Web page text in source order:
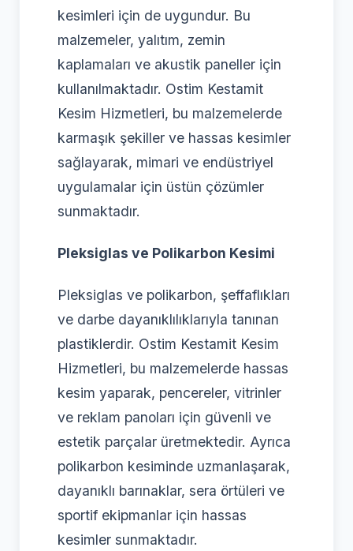
kesimleri için de uygundur. Bu
malzemeler, yalıtım, zemin
kaplamaları ve akustik paneller için
kullanılmaktadır. Ostim Kestamit
Kesim Hizmetleri, bu malzemelerde
karmaşık şekiller ve hassas kesimler
sağlayarak, mimari ve endüstriyel
uygulamalar için üstün çözümler
sunmaktadır.
Pleksiglas ve Polikarbon Kesimi
Pleksiglas ve polikarbon, şeffaflıkları
ve darbe dayanıklılıklarıyla tanınan
plastiklerdir. Ostim Kestamit Kesim
Hizmetleri, bu malzemelerde hassas
kesim yaparak, pencereler, vitrinler
ve reklam panoları için güvenli ve
estetik parçalar üretmektedir. Ayrıca
polikarbon kesiminde uzmanlaşarak,
dayanıklı barınaklar, sera örtüleri ve
sportif ekipmanlar için hassas
kesimler sunmaktadır.